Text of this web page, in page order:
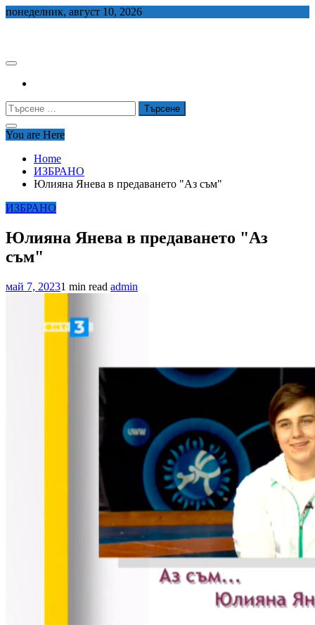
Skip
понеделник, август 10, 2026
Търсене
за:
You are Here
Home
ИЗБРАНО
Юлияна Янева в предаването "Аз съм"
ИЗБРАНО
Юлияна Янева в предаването "Аз
съм"
май 7, 20231 min read admin